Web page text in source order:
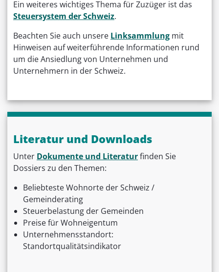
Ein weiteres wichtiges Thema für Zuzüger ist das
Steuersystem der Schweiz.
Beachten Sie auch unsere Linksammlung mit
Hinweisen auf weiterführende Informationen rund
um die Ansiedlung von Unternehmen und
Unternehmern in der Schweiz.
Literatur und Downloads
Unter Dokumente und Literaturfinden Sie
Dossiers zu den Themen:
Beliebteste Wohnorte der Schweiz /
Gemeinderating
Steuerbelastung der Gemeinden
Preise für Wohneigentum
Unternehmensstandort:
Standortqualitätsindikator